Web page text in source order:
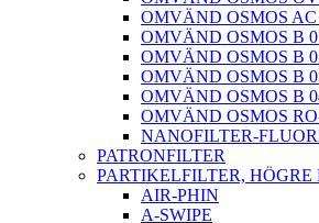
OMVÄND OSMOS AC
OMVÄND OSMOS B
OMVÄND OSMOS B
OMVÄND OSMOS B
OMVÄND OSMOS B
OMVÄND OSMOS
NANOFILTER-
PATRONFILTER
PARTIKELFILTER, HÖGRE
AIR-PHIN
A-SWIPE